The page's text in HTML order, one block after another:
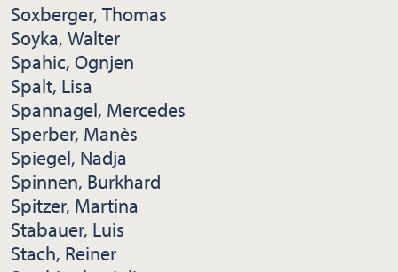
Soxberger, Thomas
Soyka, Walter
Spahic, Ognjen
Spalt, Lisa
Spannagel, Mercedes
Sperber, Manès
Spiegel, Nadja
Spinnen, Burkhard
Spitzer, Martina
Stabauer, Luis
Stach, Reiner